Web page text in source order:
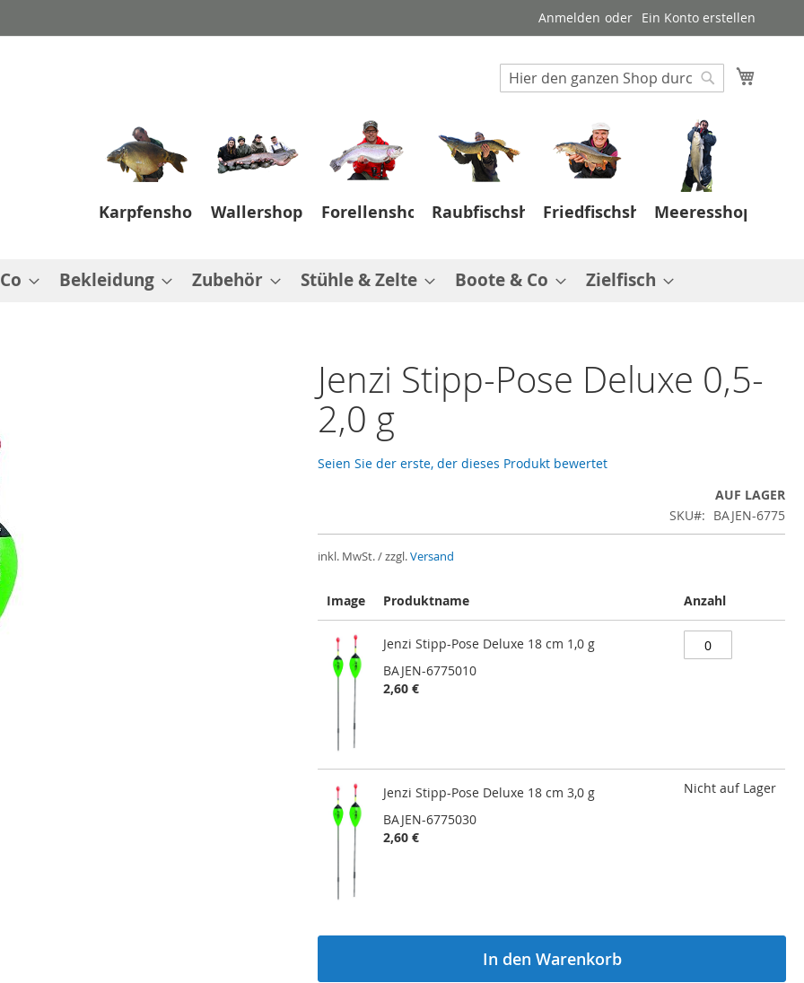
Anmelden Ein Konto erstellen
Suche
Suche
Karpfenshop Wallershop Forellenshop RaubfischshopFriedfischshopMeeresshop
Bekleidung Zubehör Stühle & Zelte Boote & Co Zielfisch
Jenzi Stipp-Pose Deluxe 0,5-
2,0 g
Seien Sie der erste, der dieses Produkt bewertet
AUF LAGER
SKU
BAJEN-6775
inkl. MwSt. / zzgl.Versand
Produkte
Artikel
Image Produktname Anzahl
Jenzi Stipp-Pose Deluxe 18 cm 1,0 g
BAJEN-6775010
2,60 €
Jenzi Stipp-Pose Deluxe 18 cm 3,0 g
BAJEN-6775030
2,60 €
Nicht auf Lager
In den Warenkorb